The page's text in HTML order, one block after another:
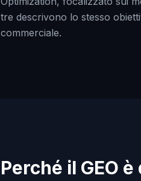
tre descrivono lo stesso
commerciale.
Perché il GEO